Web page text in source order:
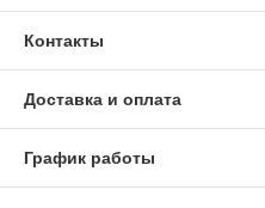
Контакты
Доставка и оплата
График работы